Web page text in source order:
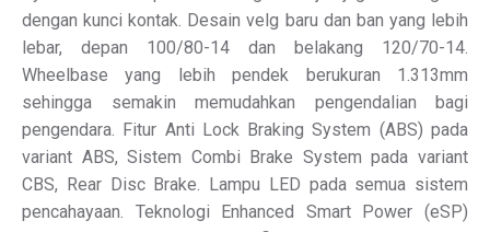
dengan kunci kontak. Desain velg baru dan ban yang lebih
lebar, depan 100/80-14 dan belakang 120/70-14.
Wheelbase yang lebih pendek berukuran 1.313mm
sehingga semakin memudahkan pengendalian bagi
pengendara. Fitur Anti Lock Braking System (ABS) pada
variant ABS, Sistem Combi Brake System pada variant
CBS, Rear Disc Brake. Lampu LED pada semua sistem
pencahayaan. Teknologi Enhanced Smart Power (eSP)